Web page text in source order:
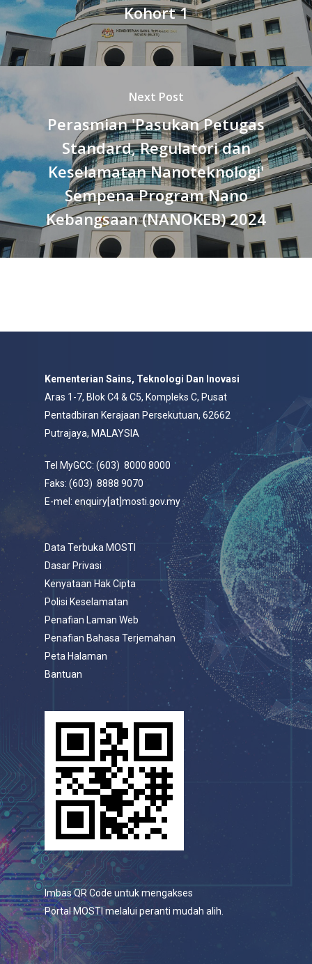
Kohort 1
Next Post
Perasmian 'Pasukan Petugas
Standard, Regulatori dan
Keselamatan Nanoteknologi'
Sempena Program Nano
Kebangsaan (NANOKEB) 2024
Kementerian Sains, Teknologi Dan Inovasi
Aras 1-7, Blok C4 & C5, Kompleks C, Pusat
Pentadbiran Kerajaan Persekutuan, 62662
Putrajaya, MALAYSIA
Tel MyGCC: (603) 8000 8000
Faks: (603) 8888 9070
E-mel: enquiry[at]mosti.gov.my
Data Terbuka MOSTI
Dasar Privasi
Kenyataan Hak Cipta
Polisi Keselamatan
Penafian Laman Web
Penafian Bahasa Terjemahan
Peta Halaman
Bantuan
Imbas QR Code untuk mengakses
Portal MOSTI melalui peranti mudah alih.